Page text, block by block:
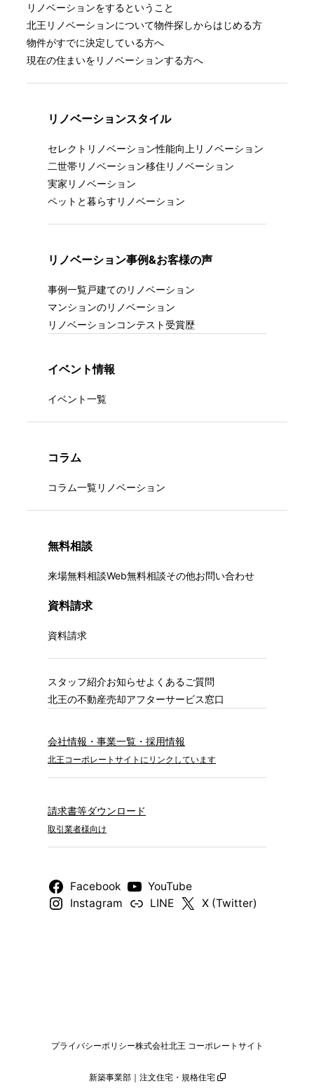
リノベーションをするということ
北王リノベーションについて物件探しからはじめる方
物件がすでに決定している方へ
現在の住まいをリノベーションする方へ
リノベーションスタイル
セレクトリノベーション性能向上リノベーション
二世帯リノベーション移住リノベーション
実家リノベーション
ペットと暮らすリノベーション
リノベーション事例&お客様の声
事例一覧戸建てのリノベーション
マンションのリノベーション
リノベーションコンテスト受賞歴
イベント情報
イベント一覧
コラム
コラム一覧リノベーション
無料相談
来場無料相談Web無料相談その他お問い合わせ
資料請求
資料請求
スタッフ紹介お知らせよくあるご質問
北王の不動産売却アフターサービス窓口
会社情報・事業一覧・採用情報
北王コーポレートサイトにリンクしています
請求書等ダウンロード
取引業者様向け
Facebook
YouTube
Instagram
LINE X (Twitter)
プライバシーポリシー株式会社北王 コーポレートサイト
新築事業部｜注文住宅・規格住宅